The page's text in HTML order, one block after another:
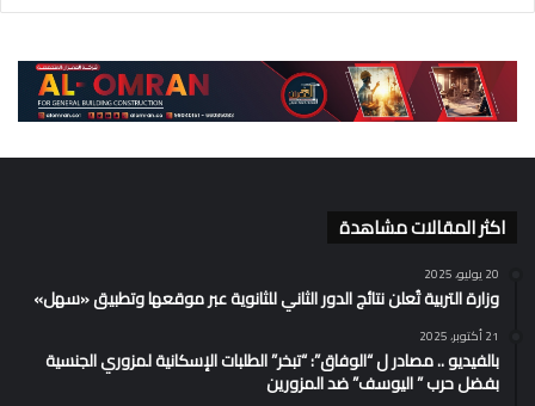
اكثر المقالات مشاهدة
20 يوليو، 2025
وزارة التربية تُعلن نتائج الدور الثاني للثانوية عبر موقعها وتطبيق «سهل»
21 أكتوبر، 2025
بالفيديو .. مصادر ل “الوفاق”: “تبخر” الطلبات الإسكانية لمزوري الجنسية
بفضل حرب ” اليوسف” ضد المزورين